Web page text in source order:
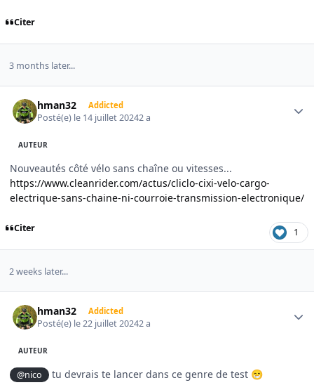
Citer
3 months later...
hman32 Addicted
Posté(e) le 14 juillet 20242 a
AUTEUR
Nouveautés côté vélo sans chaîne ou vitesses...
https://www.cleanrider.com/actus/cliclo-cixi-velo-cargo-
electrique-sans-chaine-ni-courroie-transmission-electronique/
Citer 1
2 weeks later...
hman32 Addicted
Posté(e) le 22 juillet 20242 a
AUTEUR
@nico tu devrais te lancer dans ce genre de test 😁